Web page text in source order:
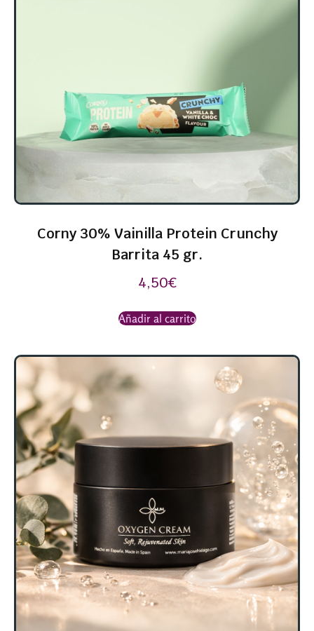
Corny 30% Vainilla Protein Crunchy
Barrita 45 gr.
4,50€
Añadir al carrito